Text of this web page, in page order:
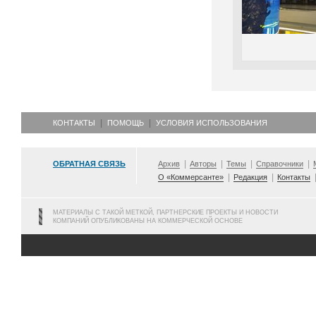
КОНТАКТЫ ПОМОЩЬ УСЛОВИЯ ИСПОЛЬЗОВАНИЯ
ОБРАТНАЯ СВЯЗЬ Архив Авторы Темы Справочники
О «Коммерсанте»
Редакция Контакты
МАТЕРИАЛЫ С ТАКОЙ МЕТКОЙ, ПАРТНЕРСКИЕ ПРОЕКТЫ И НОВОСТИ
КОМПАНИЙ ОПУБЛИКОВАНЫ НА КОММЕРЧЕСКОЙ ОСНОВЕ